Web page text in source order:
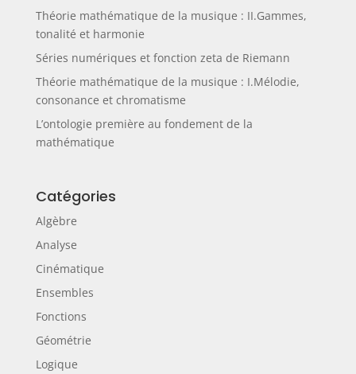
Théorie mathématique de la musique : II.Gammes,
tonalité et harmonie
Séries numériques et fonction zeta de Riemann
Théorie mathématique de la musique : I.Mélodie,
consonance et chromatisme
L’ontologie première au fondement de la
mathématique
Catégories
Algèbre
Analyse
Cinématique
Ensembles
Fonctions
Géométrie
Logique